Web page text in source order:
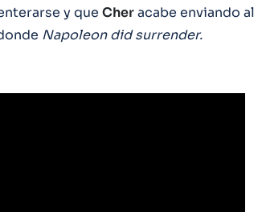
y que Cheracabe enviando al
Napoleon did surrender.